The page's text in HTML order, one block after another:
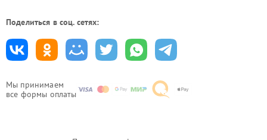
Мы принимаем
все формы оплаты
Поделиться в соц. сетях: